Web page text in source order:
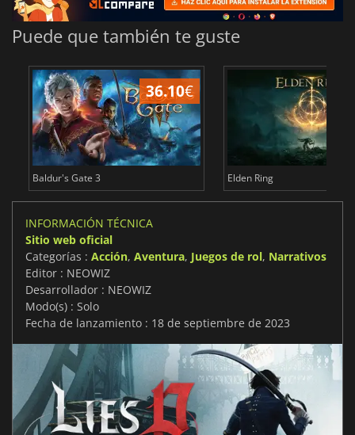
Puede que también te guste
36.10€
Baldur's Gate 3 Elden Ring
INFORMACIÓN TÉCNICA
Sitio web oficial
Categorías : Acción, Aventura, Juegos de rol, Narrativos
Editor : NEOWIZ
Desarrollador : NEOWIZ
Modo(s) : Solo
Fecha de lanzamiento : 18 de septiembre de 2023